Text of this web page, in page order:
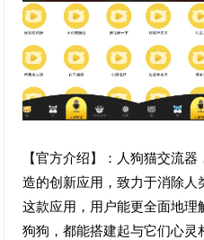
【官方介绍】：人狗猫交流
造的创新应用，致力于消除
这款应用，用户能更全面地
狗狗，都能搭建起与它们心灵